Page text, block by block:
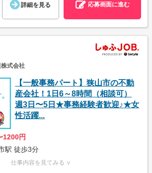
詳細を見る 応募画面に進む
式会社
【一般事務パート】狭山市の不動
産会社！1日6～8時間（相談可）
週3日〜5日★事務経験者歓迎♪★女
性活躍...
1200円
駅 徒歩3分
仕事内容を見てみる ∨